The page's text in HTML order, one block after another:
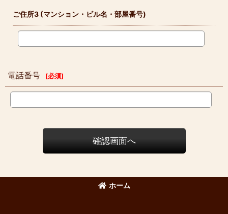
ご住所3 (マンション・ビル名・部屋番号)
電話番号 [必須]
確認画面へ
ホーム